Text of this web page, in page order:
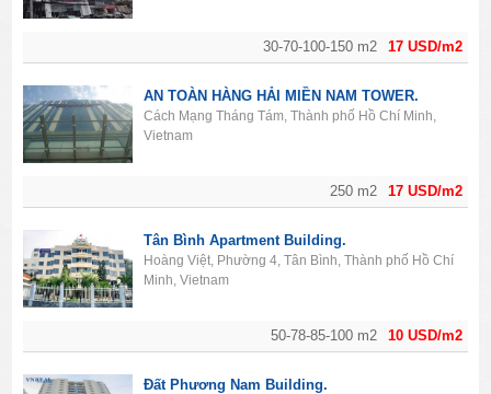
17 USD/m2
30-70-100-150 m2
17 USD/m2
250 m2
AN TOÀN HÀNG HẢI MIỀN NAM TOWER.
Cách Mạng Tháng Tám, Thành phố Hồ Chí Minh,
Vietnam
10 USD/m2
50-78-85-100 m2
Tân Bình Apartment Building.
Hoàng Việt, Phường 4, Tân Bình, Thành phố Hồ Chí
Minh, Vietnam
Đất Phương Nam Building.